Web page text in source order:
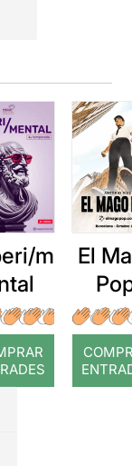
m
El
e